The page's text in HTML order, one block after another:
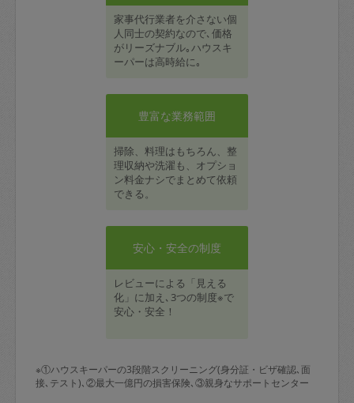
家事代行業者を介さない個
人同士の契約なので､価格
がリーズナブル｡ハウスキ
ーパーは高時給に｡
豊富な業務範囲
掃除、料理はもちろん、整
理収納や洗濯も、オプショ
ン料金ナシでまとめて依頼
できる。
安心・安全の制度
レビューによる「見える
化」に加え､3つの制度※で
安心・安全！
※①ハウスキーパーの3段階スクリーニング(身分証・ビザ確認､面
接､テスト)､②最大一億円の損害保険､③親身なサポートセンター